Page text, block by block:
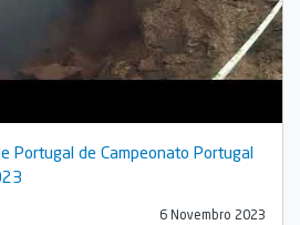
Portugal de Campeonato Portugal
6 Novembro 2023